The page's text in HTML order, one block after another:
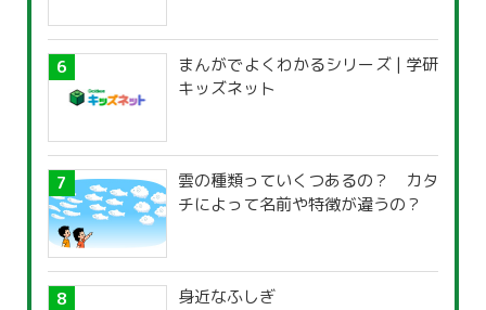
まんがでよくわかるシリーズ | 学研
キッズネット
雲の種類っていくつあるの？ カタ
チによって名前や特徴が違うの？
身近なふしぎ